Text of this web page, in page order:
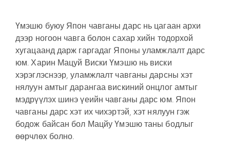
Үмэшю буюу Япон чавганы дарс нь цагаан архи
дээр ногоон чавга болон сахар хийн тодорхой
хугацаанд дарж гаргадаг Японы уламжлалт дарс
юм. Харин Мацуй Виски Үмэшю нь виски
хэрэглэснээр, уламжлалт чавганы дарсны хэт
нялуун амтыг дарангаа вискиний онцлог амтыг
мэдрүүлэх шинэ үеийн чавганы дарс юм. Япон
чавганы дарс хэт их чихэртэй, хэт нялуун гэж
бодож байсан бол Мацйу Үмэшю таны бодлыг
өөрчлөх болно.